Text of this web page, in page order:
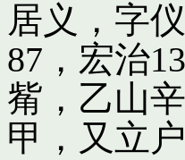
居义，字
87，宏治
觜，乙山
甲，又立